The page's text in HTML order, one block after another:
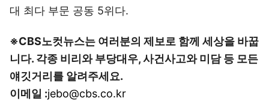
대 최다 부문 공동 5위다.
※CBS노컷뉴스는 여러분의 제보로 함께 세상을 바꿉
니다. 각종 비리와 부당대우, 사건사고와 미담 등 모든
얘깃거리를 알려주세요.
이메일 :jebo@cbs.co.kr